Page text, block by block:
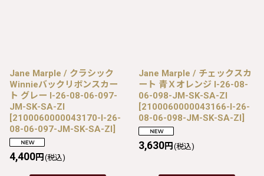
Jane Marple / クラシック
Winnieバックリボンスカー
ト グレー I-26-08-06-097-
JM-SK-SA-ZI
[2100060000043170-I-26-
08-06-097-JM-SK-SA-ZI]
4,400円 (税込)
Jane Marple / チェックスカ
ート 青Ｘオレンジ I-26-08-
06-098-JM-SK-SA-ZI
[2100060000043166-I-26-
08-06-098-JM-SK-SA-ZI]
3,630円 (税込)